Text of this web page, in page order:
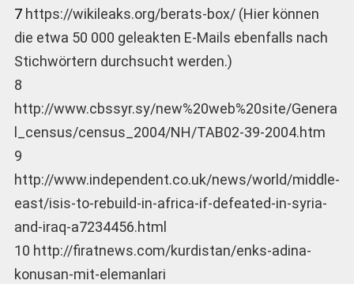
7 https://wikileaks.org/berats-box/ (Hier können
die etwa 50 000 geleakten E-Mails ebenfalls nach
Stichwörtern durchsucht werden.)
8
http://www.cbssyr.sy/new%20web%20site/Genera
l_census/census_2004/NH/TAB02-39-2004.htm
9
http://www.independent.co.uk/news/world/middle-
east/isis-to-rebuild-in-africa-if-defeated-in-syria-
and-iraq-a7234456.html
10 http://firatnews.com/kurdistan/enks-adina-
konusan-mit-elemanlari